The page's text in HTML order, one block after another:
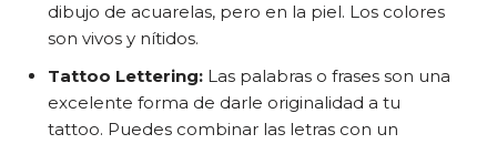
dibujo de acuarelas, pero en la piel. Los colores
son vivos y nítidos.
Tattoo Lettering: Las palabras o frases son una
excelente forma de darle originalidad a tu
tattoo. Puedes combinar las letras con un